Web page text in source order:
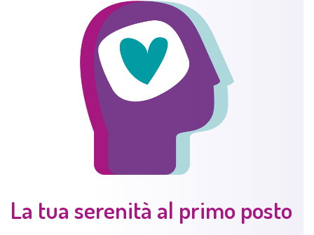
La tua serenità al primo posto